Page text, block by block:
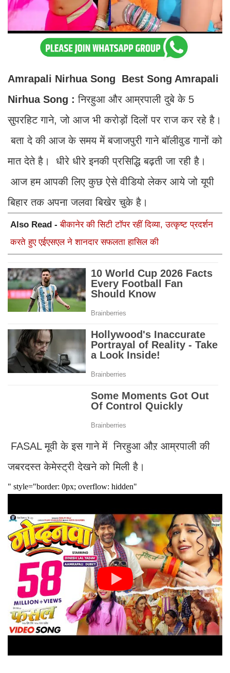
Amrapali Nirhua Song Best Song Amrapali
Nirhua Song : निरहुआ और आम्रपाली दुबे के 5
सुपरहिट गाने, जो आज भी करोड़ों दिलों पर राज कर रहे है।
बता दे की आज के समय में बजाजपुरी गाने बॉलीवुड गानों को
मात देते है। धीरे धीरे इनकी प्रसिद्धि बढ़ती जा रही है।
आज हम आपकी लिए कुछ ऐसे वीडियो लेकर आये जो यूपी
बिहार तक अपना जलवा बिखेर चुके है।
Also Read -बीकानेर की सिटी टाॅपर रहीं दिव्या, उत्कृष्ट प्रदर्शन
करते हुए एईएसएल ने शानदार सफलता हासिल की
FASAL मूवी के इस गाने में निरहुआ औऱ आम्रपाली की
जबरदस्त केमेस्ट्री देखने को मिली है।